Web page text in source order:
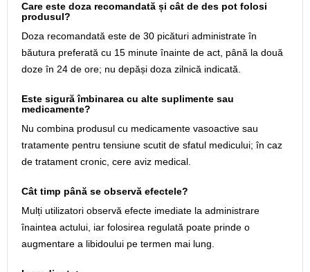
Care este doza recomandată și cât de des pot folosi
produsul?
Doza recomandată este de 30 picături administrate în
băutura preferată cu 15 minute înainte de act, până la două
doze în 24 de ore; nu depăși doza zilnică indicată.
Este sigură îmbinarea cu alte suplimente sau
medicamente?
Nu combina produsul cu medicamente vasoactive sau
tratamente pentru tensiune scutit de sfatul medicului; în caz
de tratament cronic, cere aviz medical.
Cât timp până se observă efectele?
Mulți utilizatori observă efecte imediate la administrare
înaintea actului, iar folosirea regulată poate prinde o
augmentare a libidoului pe termen mai lung.